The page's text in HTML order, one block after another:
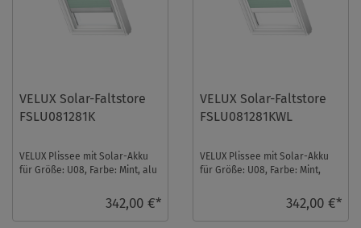
VELUX Solar-Faltstore
FSLU081281K
VELUX Plissee mit Solar-Akku
für Größe: U08, Farbe: Mint, alu
342,00 €*
VELUX Solar-Faltstore
FSLU081281KWL
VELUX Plissee mit Solar-Akku
für Größe: U08, Farbe: Mint,
342,00 €*